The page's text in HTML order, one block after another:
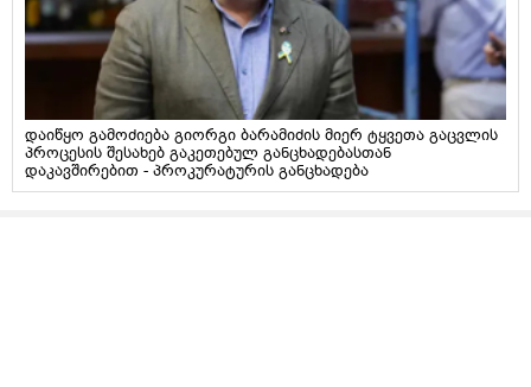
დაიწყო გამოძიება გიორგი ბარამიძის მიერ ტყვეთა გაცვლის
პროცესის შესახებ გაკეთებულ განცხადებასთან
დაკავშირებით - პროკურატურის განცხადება